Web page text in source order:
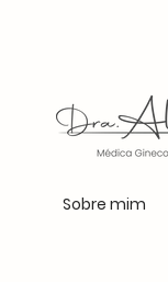
Sobre mim